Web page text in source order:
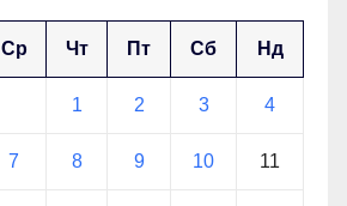
Ср Чт Пт Сб Нд
1 2 3 4
7 8 9 10 11